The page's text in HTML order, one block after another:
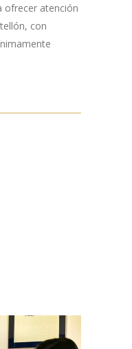
ofrecer atención
con